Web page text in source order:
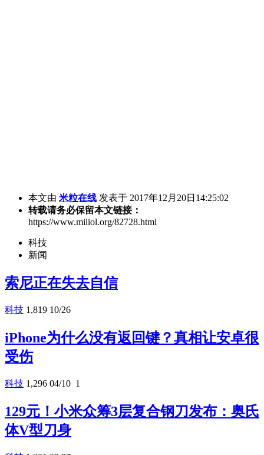
本文由 米粒在线 发表于 2017年12月20日14:25:02
转载请务必保留本文链接：
https://www.miliol.org/82728.html
科技
新闻
索尼正在失去自信
科技 1,819 10/26
iPhone为什么没有返回键？真相让安卓很
受伤
科技 1,296 04/10 1
129元！小米众筹3层复合钢刀发布：奥氏
体V型刀身